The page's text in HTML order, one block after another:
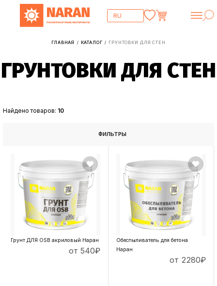
ГЛАВНАЯ / КАТАЛОГ / ГРУНТОВКИ ДЛЯ СТЕН
ГРУНТОВКИ ДЛЯ СТЕН
Найдено товаров: 10
ФИЛЬТРЫ
Грунт ДЛЯ OSB акриловый Наран
от 540₽
Обеспыливатель для бетона
Наран
от 2280₽